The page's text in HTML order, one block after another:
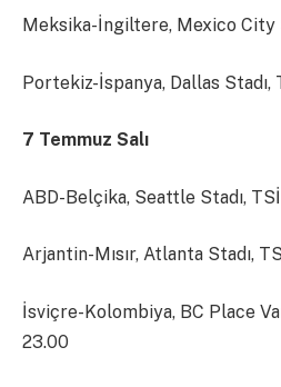
Meksika-İngiltere, Mexico City
Portekiz-İspanya, Dallas Stadı,
7 Temmuz Salı
ABD-Belçika, Seattle Stadı,
Arjantin-Mısır, Atlanta Stadı,
İsviçre-Kolombiya, BC Place
23.00